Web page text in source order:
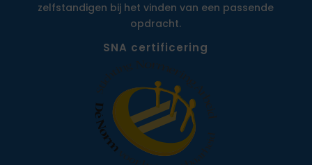
zelfstandigen bij het vinden van een passende
opdracht.
SNA certificering